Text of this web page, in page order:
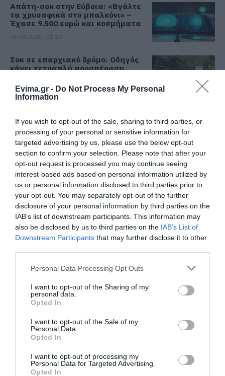
Evima.gr - Do Not Process My Personal
Information
If you wish to opt-out of the sale, sharing to third parties, or
processing of your personal or sensitive information for
targeted advertising by us, please use the below opt-out
section to confirm your selection. Please note that after your
opt-out request is processed you may continue seeing
interest-based ads based on personal information utilized by
us or personal information disclosed to third parties prior to
your opt-out. You may separately opt-out of the further
disclosure of your personal information by third parties on the
IAB’s list of downstream participants. This information may
also be disclosed by us to third parties on the IAB’s List of
Downstream Participants that may further disclose it to other
Please note that this website/app uses one or more Google
not limited to your visit or usage behaviour. You may click to
grant or deny consent to Google and its third-party tags to
use your data for below specified purposes in below Google
consent section.
Personal Data Processing Opt Outs
I want to opt-out of the Sharing of my
personal data.
Opted In
I want to opt-out of the Sale of my
Personal Data.
Opted In
I want to opt-out of processing my
Personal Data for Targeted Advertising.
Opted In
Απάτη-σοκ στην Εύβοια: «Βγάλτε
τα χρυσαφικά στο μπαλκόνι» –
Έχασε 9.500 ευρώ και κοσμήματα
Σοκ σε επαρχιακό δρόμο: Οδηγός
κάνει τετραπλή προσπέραση
05.08.2026 | 21:00
05.08.2026 | 20:39
Η λειτουργία στα κλειδιά του
αυτοκινήτου που λίγοι οδηγοί
γνωρίζουν και είναι πολύ χρήσιμη
το καλοκαίρι
05.08.2026 | 20:20
Καθαρό και άφθονο νερό σε αυτή
την περιοχή της Εύβοιας
προκάλεσε αναστάτωση στην
κυκλοφορία
Νύχτα τρόμου στην Εύβοια:
Διέρρηξαν σπίτι 95χρονης και
ταβέρνα
05.08.2026 | 19:20
Όλες οι τελευταίες ειδήσεις
αγιασμό ο
Μητροπολίτης – Η
Παναθηναϊκού και
ΠΑΟΚ στα